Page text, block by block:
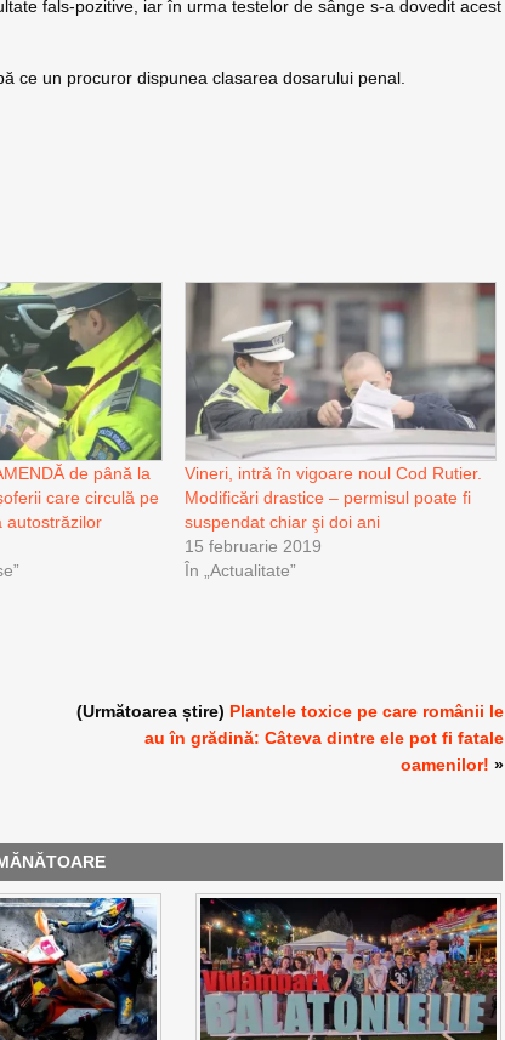
fals-pozitive, iar în urma testelor de sânge s-a dovedit acest
ce un procuror dispunea clasarea dosarului penal.
de până la
care circulă pe
autostrăzilor
Vineri, intră în vigoare noul Cod Rutier.
Modificări drastice – permisul poate fi
suspendat chiar şi doi ani
15 februarie 2019
În „Actualitate”
(Următoarea știre) Plantele toxice pe care românii le
au în grădină: Câteva dintre ele pot fi fatale
oamenilor! »